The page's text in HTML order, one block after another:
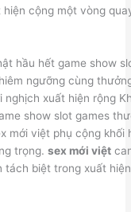
cộng một vòng
hầu hết game show
ngưỡng cùng
nghịch xuất hiện rộng
show slot games
mới việt phụ cộng khối
trọng.sex mới việt
tách biệt trong xuất